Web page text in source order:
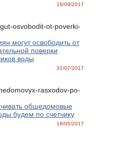
16/09/2017
могут освободить от
поверки
воды
31/07/2017
общедомовые
будем по счетчику
18/05/2017